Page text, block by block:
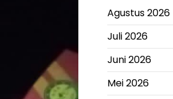
Agustus 2026
Juli 2026
Juni 2026
Mei 2026